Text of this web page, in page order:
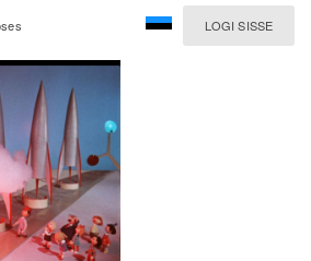
LOGI SISSE